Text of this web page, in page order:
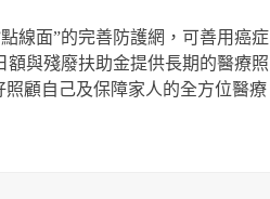
線面”的完善防護網，可善用癌症
額與殘廢扶助金提供長期的醫療照
照顧自己及保障家人的全方位醫療